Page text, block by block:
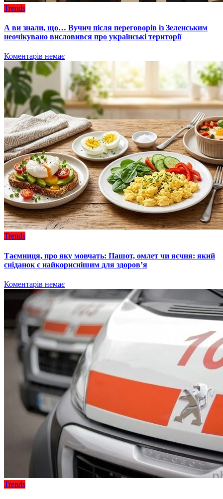
Trends
А ви знали, що… Вучич після переговорів із Зеленським
неочікувано висловився про українські території
Коментарів немає
Trends
Таємниця, про яку мовчать: Пашот, омлет чи яєчня: який
сніданок є найкориснішим для здоров’я
Коментарів немає
Trends